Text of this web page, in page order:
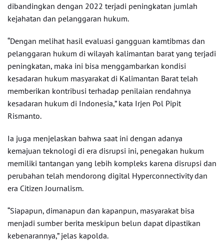
dibandingkan dengan 2022 terjadi peningkatan jumlah
kejahatan dan pelanggaran hukum.
“Dengan melihat hasil evaluasi gangguan kamtibmas dan
pelanggaran hukum di wilayah kalimantan barat yang terjadi
peningkatan, maka ini bisa menggambarkan kondisi
kesadaran hukum masyarakat di Kalimantan Barat telah
memberikan kontribusi terhadap penilaian rendahnya
kesadaran hukum di Indonesia,” kata Irjen Pol Pipit
Rismanto.
Ia juga menjelaskan bahwa saat ini dengan adanya
kemajuan teknologi di era disrupsi ini, penegakan hukum
memiliki tantangan yang lebih kompleks karena disrupsi dan
perubahan telah mendorong digital Hyperconnectivity dan
era Citizen Journalism.
“Siapapun, dimanapun dan kapanpun, masyarakat bisa
menjadi sumber berita meskipun belun dapat dipastikan
kebenarannya,” jelas kapolda.